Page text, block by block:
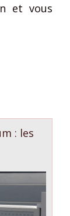
et vous
: les